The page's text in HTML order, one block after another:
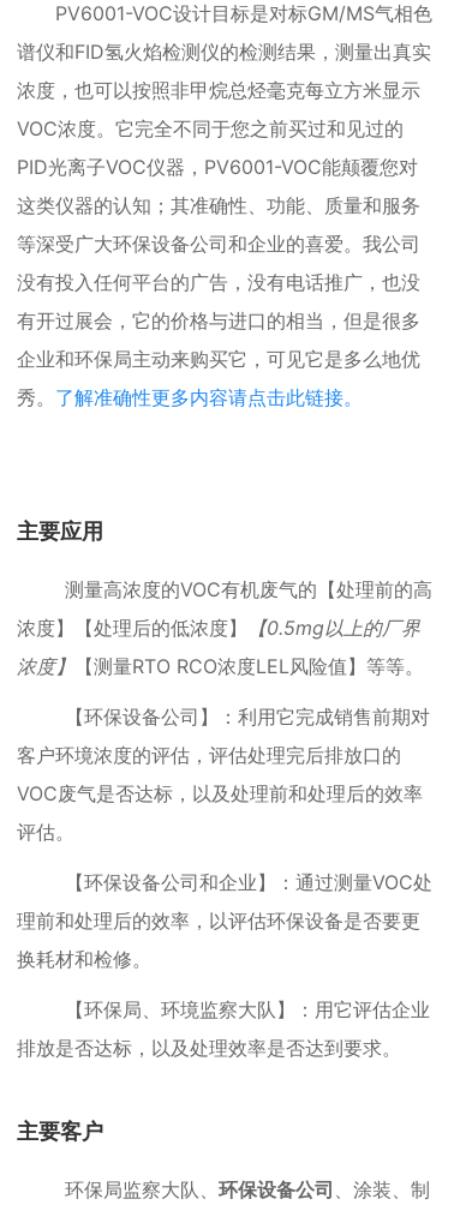
PV6001-VOC设计目标是对标GM/MS气相色
谱仪和FID氢火焰检测仪的检测结果，测量出真实
浓度，也可以按照非甲烷总烃毫克每立方米显示
VOC浓度。它完全不同于您之前买过和见过的
PID光离子VOC仪器， PV6001-VOC能颠覆您对
这类仪器的认知 ；其准确性、 功能、 质量和服务
等深受广大环保设备公司和企业的喜爱。我公司
没有投入任何平台的广告，没有电话推广，也没
有开过展会，它的价格与进口的相当，但是很多
企业和环保局主动来购买它，可见它是多么地优
秀。 了解准确性更多内容请点击此链接。
主要应用
测量高浓度的VOC有机废气的【处理前的高
浓度】【处理后的低浓度】
【0.5mg以上的厂界
浓度】
【测量RTO RCO浓度LEL风险值】等等。
【环保设备公司】：利用它完成销售前期对
客户环境浓度的评估，评估处理完后排放口的
VOC废气是否达标，以及处理前和处理后的效率
评估。
【环保设备公司和企业】：通过测量VOC处
理前和处理后的效率，以评估环保设备是否要更
换耗材和检修。
【环保局、环境监察大队】：用它评估企业
排放是否达标，以及处理效率是否达到要求。
主要客户
环保局监察大队、 环保设备公司 、涂装、制